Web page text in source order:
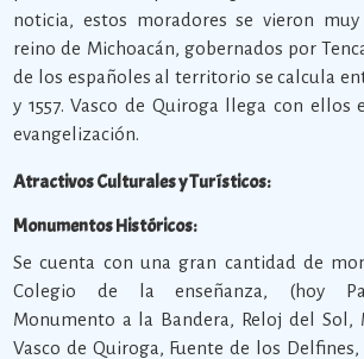
noticia, estos moradores se vieron
reino de Michoacán, gobernados por
de los españoles al territorio se calcula
y 1557. Vasco de Quiroga llega con ellos
evangelización.
Atractivos Culturales y Turísticos:
Monumentos Históricos:
Se cuenta con una gran cantidad de
Colegio de la enseñanza, (hoy
Monumento a la Bandera, Reloj del Sol,
Vasco de Quiroga, Fuente de los